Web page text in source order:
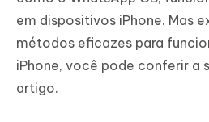
em dispositivos iPhone. Mas
métodos eficazes para
iPhone, você pode conferir a
artigo.